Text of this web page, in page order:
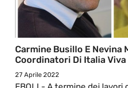
Carmine Busillo E Nevina
Coordinatori Di Italia Viva
27 Aprile 2022